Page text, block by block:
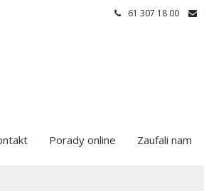
61 307 18 00
Porady online Zaufali nam